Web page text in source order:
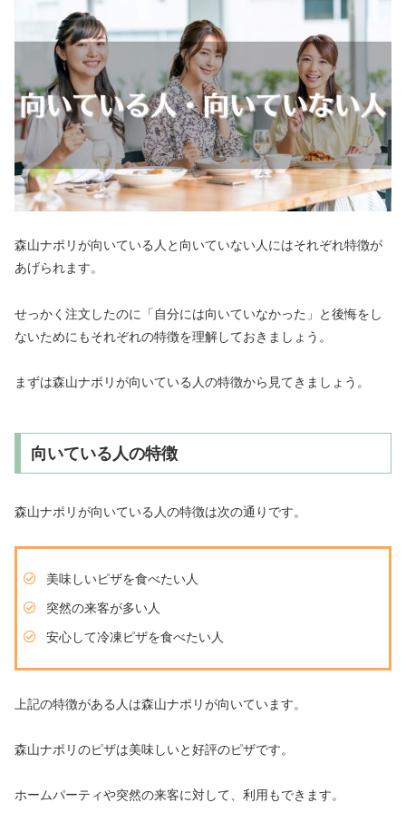
森山ナポリが向いている人と向いていない人にはそれぞれ特徴が
あげられます。
せっかく注文したのに「自分には向いていなかった」と後悔をし
ないためにもそれぞれの特徴を理解しておきましょう。
まずは森山ナポリが向いている人の特徴から見てきましょう。
向いている人の特徴
森山ナポリが向いている人の特徴は次の通りです。
美味しいピザを食べたい人
突然の来客が多い人
安心して冷凍ピザを食べたい人
上記の特徴がある人は森山ナポリが向いています。
森山ナポリのピザは美味しいと好評のピザです。
ホームパーティや突然の来客に対して、利用もできます。